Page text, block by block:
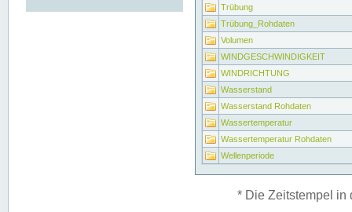
Trübung
Trübung_Rohdaten
Volumen
WINDGESCHWINDIGKEIT
WINDRICHTUNG
Wasserstand
Wasserstand Rohdaten
Wassertemperatur
Wassertemperatur Rohdaten
Wellenperiode
* Die Zeitstempel in